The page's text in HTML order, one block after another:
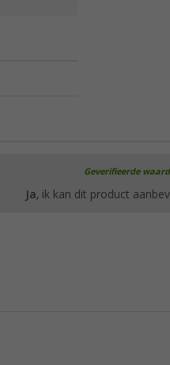
Geverifieerde
Ja, ik kan dit product